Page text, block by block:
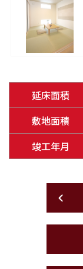
延床面積
敷地面積
竣工年月